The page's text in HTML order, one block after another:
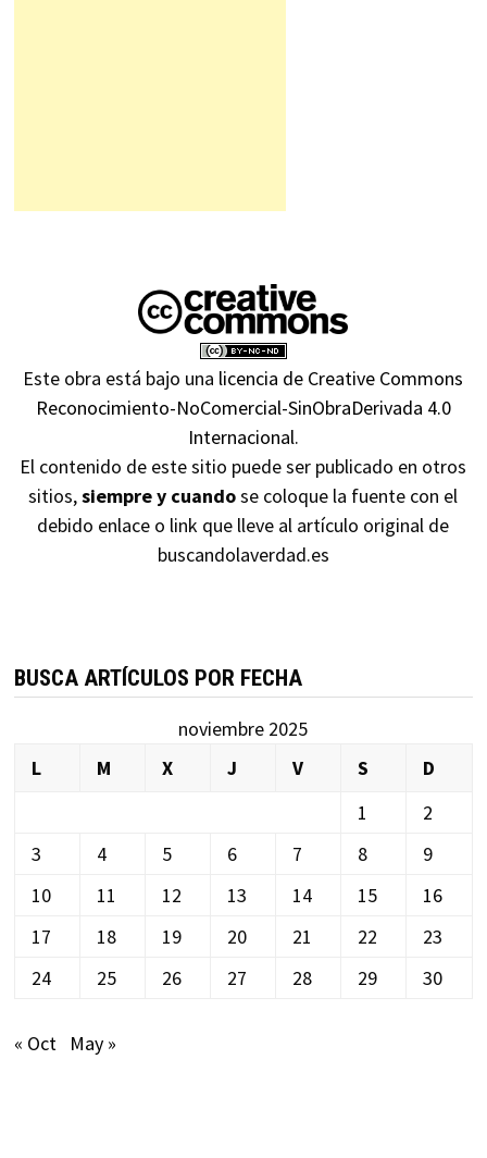
Este obra está bajo una licencia de Creative Commons
Reconocimiento-NoComercial-SinObraDerivada 4.0
Internacional.
El contenido de este sitio puede ser publicado en otros
sitios,siempre y cuandose coloque la fuente con el
debido enlace o link que lleve al artículo original de
buscandolaverdad.es
BUSCA ARTÍCULOS POR FECHA
noviembre 2025
L
M X J V S
D
1
2
3
4 5 6 7 8
9
10
11 12 13 14 15
16
17
18 19 20 21 22
23
24
25 26 27 28 29 30
« Oct May »